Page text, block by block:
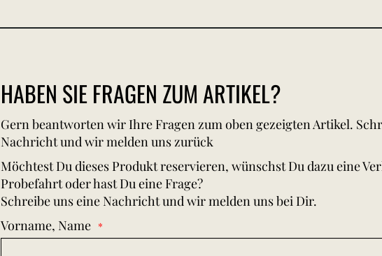
HABEN SIE FRAGEN ZUM ARTIKEL?
Gern beantworten wir Ihre Fragen zum oben gezeigten Artikel.
Nachricht und wir melden uns zurück
Möchtest Du dieses Produkt reservieren, wünschst Du dazu eine
Probefahrt oder hast Du eine Frage?
Schreibe uns eine Nachricht und wir melden uns bei Dir.
Vorname, Name